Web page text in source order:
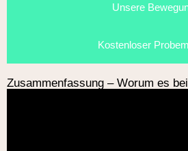
Unsere
Kostenloser
Zusammenfassung – Worum es